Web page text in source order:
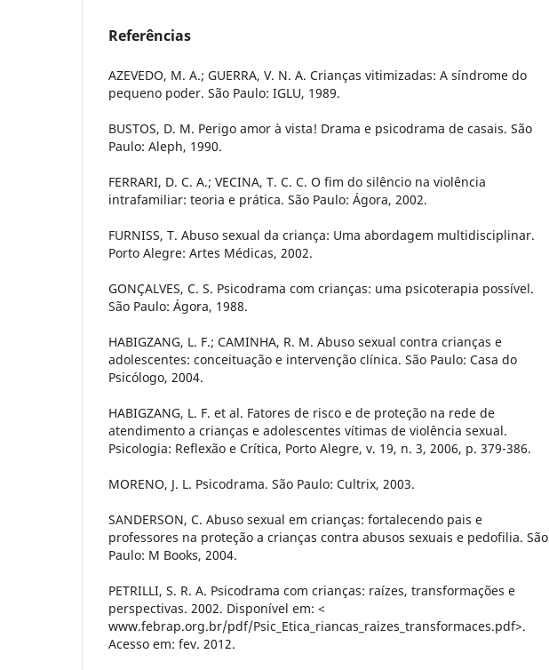
Referências
AZEVEDO, M. A.; GUERRA, V. N. A. Crianças vitimizadas: A síndrome do
pequeno poder. São Paulo: IGLU, 1989.
BUSTOS, D. M. Perigo amor à vista! Drama e psicodrama de casais. São
Paulo: Aleph, 1990.
FERRARI, D. C. A.; VECINA, T. C. C. O fim do silêncio na violência
intrafamiliar: teoria e prática. São Paulo: Ágora, 2002.
FURNISS, T. Abuso sexual da criança: Uma abordagem multidisciplinar.
Porto Alegre: Artes Médicas, 2002.
GONÇALVES, C. S. Psicodrama com crianças: uma psicoterapia possível.
São Paulo: Ágora, 1988.
HABIGZANG, L. F.; CAMINHA, R. M. Abuso sexual contra crianças e
adolescentes: conceituação e intervenção clínica. São Paulo: Casa do
Psicólogo, 2004.
HABIGZANG, L. F. et al. Fatores de risco e de proteção na rede de
atendimento a crianças e adolescentes vítimas de violência sexual.
Psicologia: Reflexão e Crítica, Porto Alegre, v. 19, n. 3, 2006, p. 379-386.
MORENO, J. L. Psicodrama. São Paulo: Cultrix, 2003.
SANDERSON, C. Abuso sexual em crianças: fortalecendo pais e
professores na proteção a crianças contra abusos sexuais e pedofilia. São
Paulo: M Books, 2004.
PETRILLI, S. R. A. Psicodrama com crianças: raízes, transformações e
perspectivas. 2002. Disponível em: <
www.febrap.org.br/pdf/Psic_Etica_riancas_raizes_transformaces.pdf>.
Acesso em: fev. 2012.